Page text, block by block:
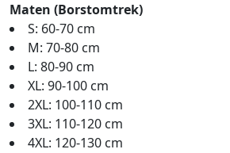
Maten (Borstomtrek)
S: 60-70 cm
M: 70-80 cm
L: 80-90 cm
XL: 90-100 cm
2XL: 100-110 cm
3XL: 110-120 cm
4XL: 120-130 cm